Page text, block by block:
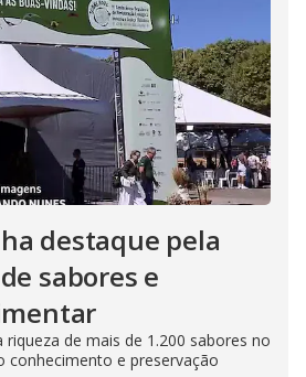
destaque pela
sabores e
riqueza de mais de 1.200 sabores no
conhecimento e preservação